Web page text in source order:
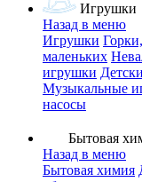
Игрушки
Назад в меню
Игрушки
маленьких
игрушки
Музыкальные
насосы
Бытовая
Назад в меню
Бытовая химия